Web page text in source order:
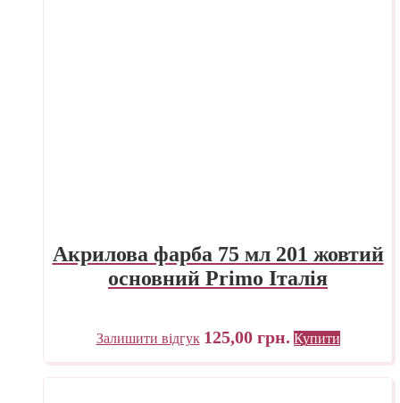
Акрилова фарба 75 мл 201 жовтий
основний Primo Італія
Залишити відгук 125,00 грн. Купити